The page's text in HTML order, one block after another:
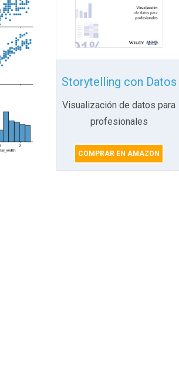
Storytelling con Datos
Visualización de datos para
profesionales
COMPRAR EN AMAZON